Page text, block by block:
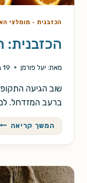
הכזבנית · מומלצי
הכזבנית:
מאת: יעל פורמן 19 בנובמבר 2015
שוב הגיעה
ברעב המזדחל.
המשך קריאה